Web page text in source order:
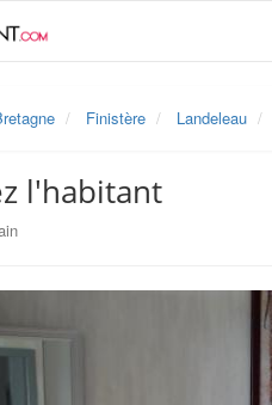
Finistère Landeleau
l'habitant